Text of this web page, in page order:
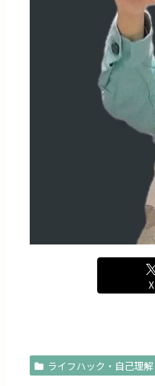
X
ライフハック・自己理解